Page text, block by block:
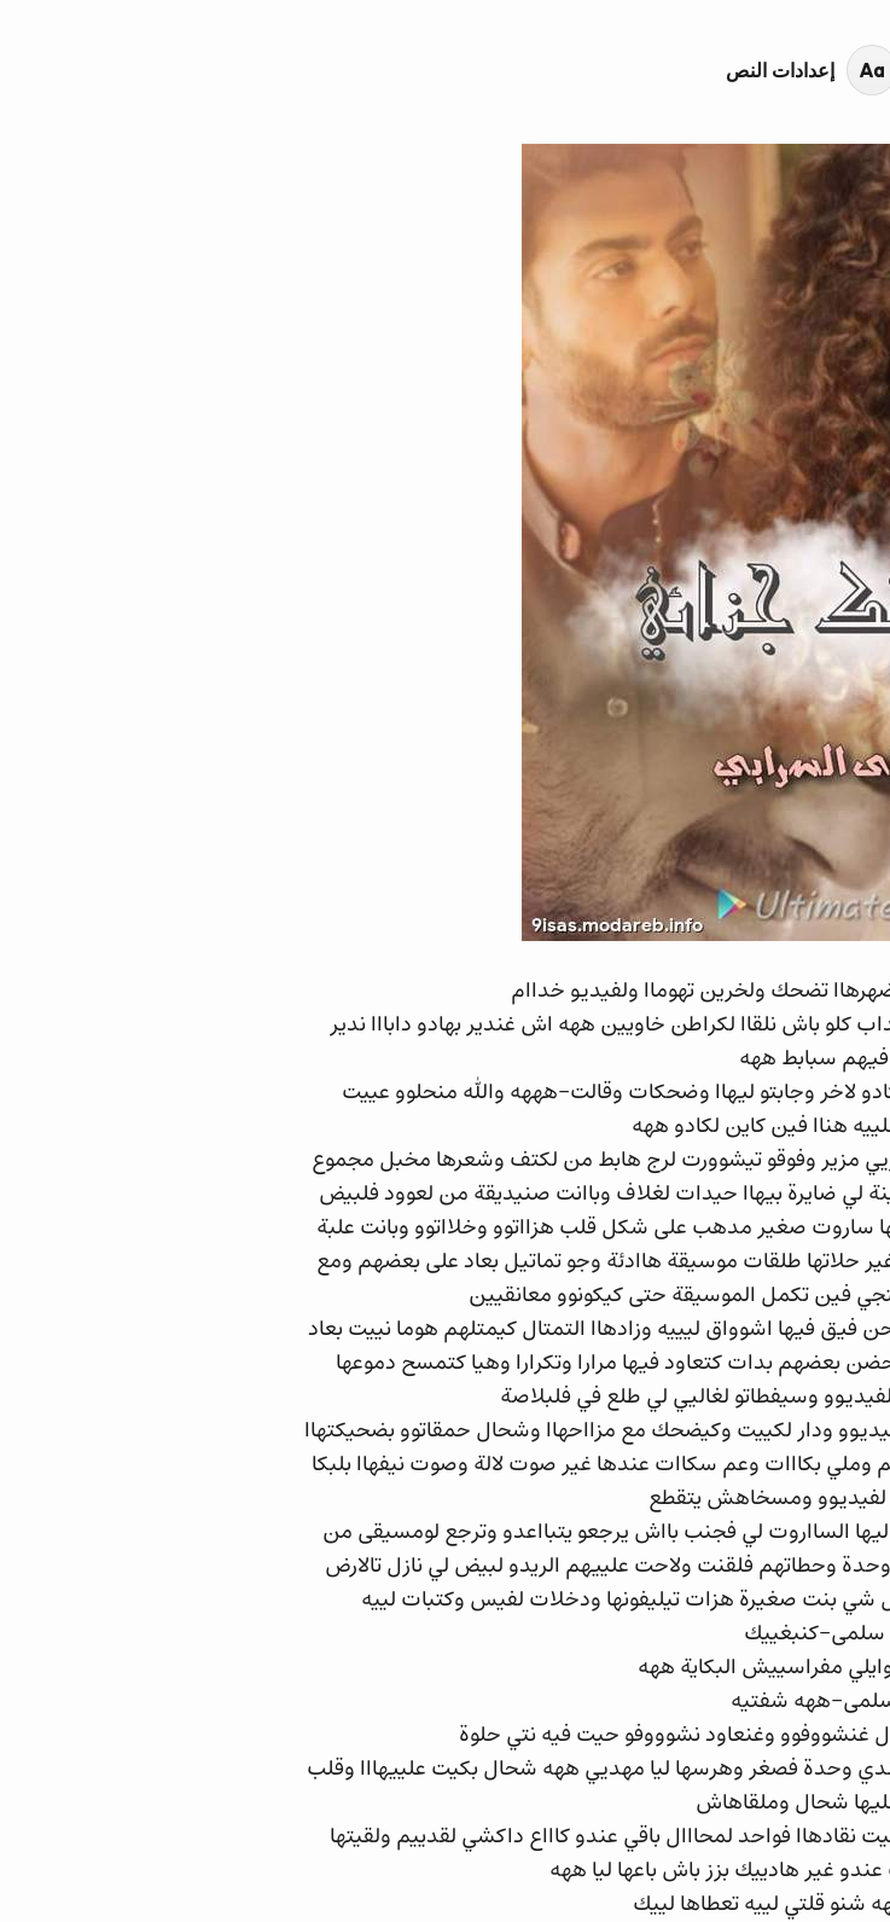
تضحك ولخرين تهوماا ولفيديو خداام
باش نلقاا لكراطن خاويين ههه اش غندير بهادو دابااا ندير
فيهم سبابط ههه
وجابتو ليهاا وضحكات وقالت-هههه والله منحلوو عييت
هناا فين كاين لكادو ههه
مزير وفوقو تيشوورت لرج هابط من لكتف وشعرها مخبل مجموع
لي ضايرة بيهاا حيدات لغلاف وباانت صنيديقة من لعوود فلبيض
ساروت صغير مدهب على شكل قلب هزااتوو وخلااتوو وبانت علبة
غير حلاتها طلقات موسيقة هاادئة وجو تماتيل بعاد على بعضهم ومع
فين تكمل الموسيقة حتى كيكونوو معانقيين
فيق فيها اشوواق ليييه وزادهاا التمتال كيمتلهم هوما نييت بعاد
بعضهم بدات كتعاود فيها مرارا وتكرارا وهيا كتمسح دموعها
وسيفطاتو لغاليي لي طلع في فلبلاصة
ودار لكييت وكيضحك مع مزااحهاا وشحال حمقاتوو بضحيكتهاا
بكااات وعم سكاات عندها غير صوت لالة وصوت نيفهاا بلبكا
ومسخاهش يتقطع
السااروت لي فجنب بااش يرجعو يتبااعدو وترجع لومسيقى من
وحطاتهم فلقنت ولاحت علييهم الريدو لبيض لي نازل تالارض
شي بنت صغيرة هزات تيليفونها ودخلات لفيس وكتبات لييه
سلمى-كنبغييك
مفراسييش البكاية ههه
ههه شفتيه
وغنعاود نشوووفو حيت فيه نتي حلوة
وحدة فصغر وهرسها ليا مهديي ههه شحال بكيت علييهااا وقلب
عليها شحال وملقاهاش
فواحد لمحااال باقي عندو كاااع داكشي لقدييم ولقيتها
غير هادييك بزز باش باعها ليا ههه
قلتي لييه تعطاها لييك